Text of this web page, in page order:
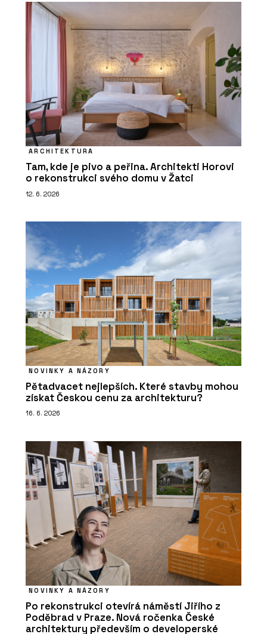
ARCHITEKTURA
Tam, kde je pivo a peřina. Architekti Horovi
o rekonstrukci svého domu v Žatci
12. 6. 2026
NOVINKY A NÁZORY
Pětadvacet nejlepších. Které stavby mohou
získat Českou cenu za architekturu?
16. 6. 2026
NOVINKY A NÁZORY
Po rekonstrukci otevírá náměstí Jiřího z
Poděbrad v Praze. Nová ročenka České
architektury především o developerské